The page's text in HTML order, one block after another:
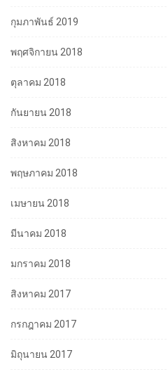
กุมภาพันธ์ 2019
พฤศจิกายน 2018
ตุลาคม 2018
กันยายน 2018
สิงหาคม 2018
พฤษภาคม 2018
เมษายน 2018
มีนาคม 2018
มกราคม 2018
สิงหาคม 2017
กรกฎาคม 2017
มิถุนายน 2017